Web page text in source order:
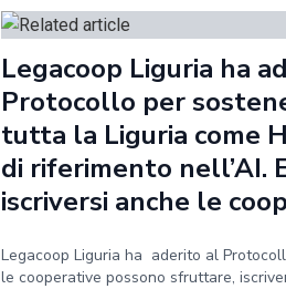
Legacoop Liguria ha
Protocollo per
tutta la Liguria come
di riferimento nell’AI.
iscriversi anche le
Legacoop Liguria ha aderito al
le cooperative possono sfruttare,